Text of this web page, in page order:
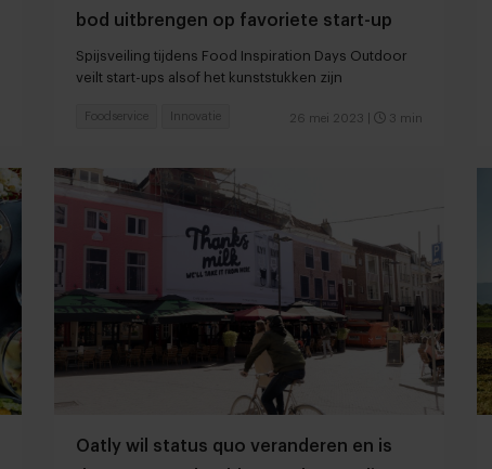
bod uitbrengen op favoriete start-up
Spijsveiling tijdens Food Inspiration Days Outdoor
veilt start-ups alsof het kunststukken zijn
26 mei 2023 3 min
Foodservice Innovatie
Oatly wil status quo veranderen en is